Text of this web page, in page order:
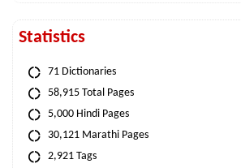
Statistics
71 Dictionaries
58,915 Total Pages
5,000 Hindi Pages
30,121 Marathi Pages
2,921 Tags